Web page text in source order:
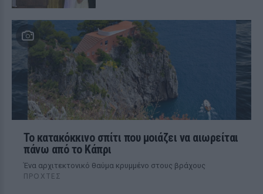
Το κατακόκκινο σπίτι που μοιάζει να αιωρείται
πάνω από το Κάπρι
Ένα αρχιτεκτονικό θαύμα κρυμμένο στους βράχους
ΠΡΟΧΤΈΣ